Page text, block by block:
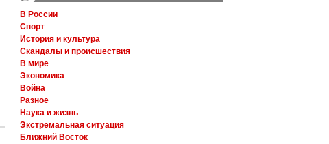
В России
Спорт
История и культура
Скандалы и происшествия
В мире
Экономика
Война
Разное
Наука и жизнь
Экстремальная ситуация
Ближний Восток